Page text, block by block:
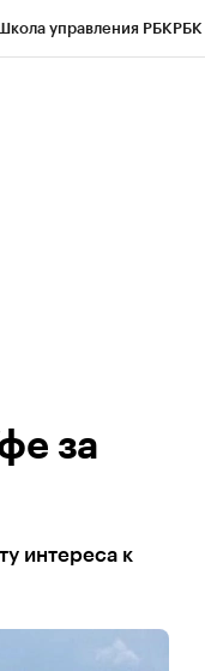
управления РБКРБК
за
интереса к